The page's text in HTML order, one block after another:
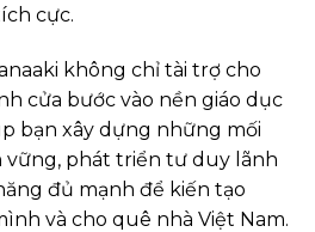
cực.
không chỉ tài trợ cho
cửa bước vào nền giáo dục
bạn xây dựng những mối
phát triển tư duy lãnh
đủ mạnh để kiến tạo
và cho quê nhà Việt Nam.